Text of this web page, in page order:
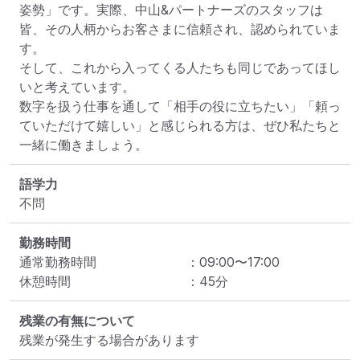
姿勢」です。実際、中山&パートナーズのスタッフは
皆、その人柄からお客さまに信頼され、認められていま
す。
そして、これから入ってくる人たちも同じであってほし
いと考えています。
数字を扱う仕事を通して「相手の役に立ちたい」「頼っ
ていただけて嬉しい」と感じられる方は、ぜひ私たちと
一緒に働きましょう。
語学力
不問
勤務時間
通常勤務時間
： 09:00〜17:00
休憩時間
： 45分
残業の有無について
残業が発生する場合があります